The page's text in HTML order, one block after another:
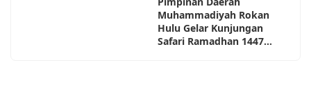
Muhammadiyah Rokan
Hulu Gelar Kunjungan
Safari Ramadhan 1447...